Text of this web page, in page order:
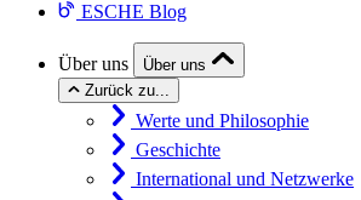
ESCHE Blog
Über uns
Über uns
Zurück zu...
Werte und Philosophie
Geschichte
International und Netzwerke